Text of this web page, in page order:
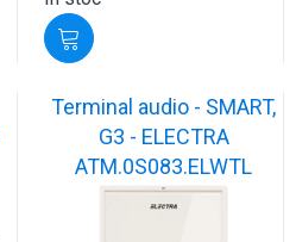
Terminal audio - SMART,
G3 - ELECTRA
ATM.0S083.ELWTL